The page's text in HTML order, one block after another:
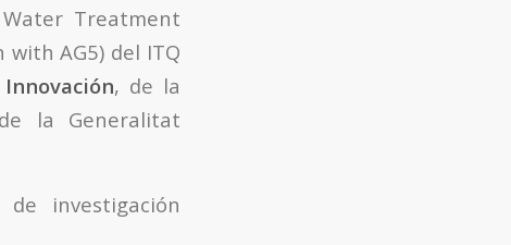
Treatment
AG5) del ITQ
, de la
la Generalitat
investigación